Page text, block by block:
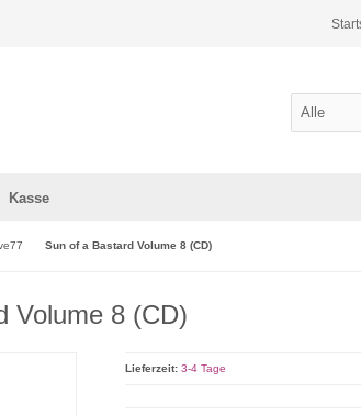
Kasse
Sun of a Bastard Volume 8 (CD)
Volume 8 (CD)
Lieferzeit: 3-4 Tage